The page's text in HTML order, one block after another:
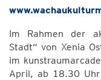
Im Rahmen der
Stadt“ von Xenia
im
April, ab 18.30